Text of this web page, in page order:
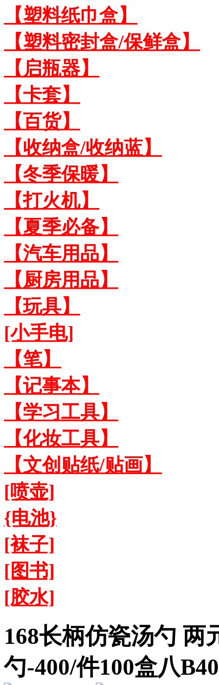
【塑料纸巾盒】
【塑料密封盒/保鲜盒】
【启瓶器】
【卡套】
【百货】
【收纳盒/收纳蓝】
【冬季保暖】
【打火机】
【夏季必备】
【汽车用品】
【厨房用品】
【玩具】
[小手电]
【笔】
【记事本】
【学习工具】
【化妆工具】
【文创贴纸/贴画】
[喷壶]
{电池}
[袜子]
[图书]
[胶水]
168长柄仿瓷汤勺 两
勺-400/件100盒八